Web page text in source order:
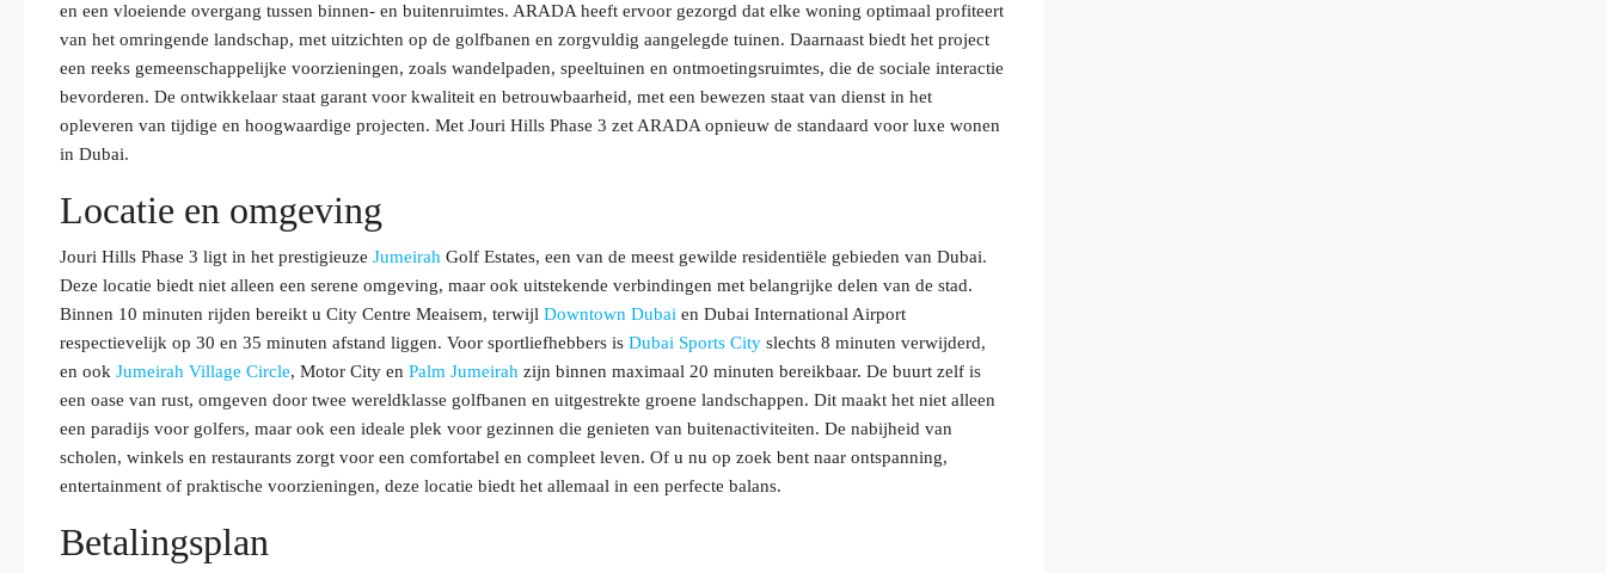
en een vloeiende overgang tussen binnen- en buitenruimtes. ARADA heeft ervoor gezorgd dat elke woning optimaal profiteert
van het omringende landschap, met uitzichten op de golfbanen en zorgvuldig aangelegde tuinen. Daarnaast biedt het project
een reeks gemeenschappelijke voorzieningen, zoals wandelpaden, speeltuinen en ontmoetingsruimtes, die de sociale interactie
bevorderen. De ontwikkelaar staat garant voor kwaliteit en betrouwbaarheid, met een bewezen staat van dienst in het
opleveren van tijdige en hoogwaardige projecten. Met Jouri Hills Phase 3 zet ARADA opnieuw de standaard voor luxe wonen
in Dubai.
Locatie en omgeving
Jouri Hills Phase 3 ligt in het prestigieuze Jumeirah Golf Estates, een van de meest gewilde residentiële gebieden van Dubai.
Deze locatie biedt niet alleen een serene omgeving, maar ook uitstekende verbindingen met belangrijke delen van de stad.
Binnen 10 minuten rijden bereikt u City Centre Meaisem, terwijl Downtown Dubai en Dubai International Airport
respectievelijk op 30 en 35 minuten afstand liggen. Voor sportliefhebbers is Dubai Sports City slechts 8 minuten verwijderd,
en ook Jumeirah Village Circle, Motor City en Palm Jumeirah zijn binnen maximaal 20 minuten bereikbaar. De buurt zelf is
een oase van rust, omgeven door twee wereldklasse golfbanen en uitgestrekte groene landschappen. Dit maakt het niet alleen
een paradijs voor golfers, maar ook een ideale plek voor gezinnen die genieten van buitenactiviteiten. De nabijheid van
scholen, winkels en restaurants zorgt voor een comfortabel en compleet leven. Of u nu op zoek bent naar ontspanning,
entertainment of praktische voorzieningen, deze locatie biedt het allemaal in een perfecte balans.
Betalingsplan